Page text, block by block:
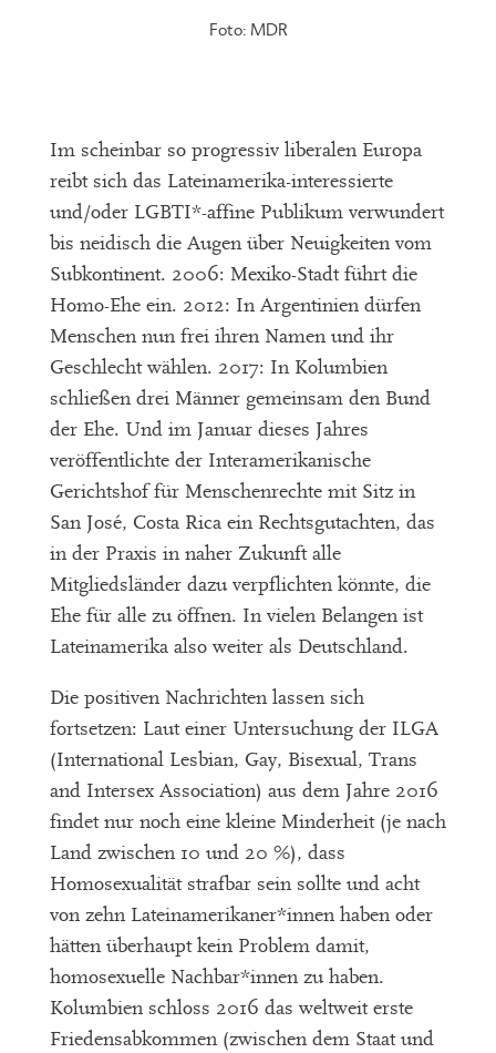
Foto: MDR
Im scheinbar so progressiv liberalen Europa
reibt sich das Lateinamerika-interessierte
und/oder LGBTI*-affine Publikum verwundert
bis neidisch die Augen über Neuigkeiten vom
Subkontinent. 2006: Mexiko-Stadt führt die
Homo-Ehe ein. 2012: In Argentinien dürfen
Menschen nun frei ihren Namen und ihr
Geschlecht wählen. 2017: In Kolumbien
schließen drei Männer gemeinsam den Bund
der Ehe. Und im Januar dieses Jahres
veröffentlichte der Interamerikanische
Gerichtshof für Menschenrechte mit Sitz in
San José, Costa Rica ein Rechtsgutachten, das
in der Praxis in naher Zukunft alle
Mitgliedsländer dazu verpflichten könnte, die
Ehe für alle zu öffnen. In vielen Belangen ist
Lateinamerika also weiter als Deutschland.
Die positiven Nachrichten lassen sich
fortsetzen: Laut einer Untersuchung der ILGA
(International Lesbian, Gay, Bisexual, Trans
and Intersex Association) aus dem Jahre 2016
findet nur noch eine kleine Minderheit (je nach
Land zwischen 10 und 20 %), dass
Homosexualität strafbar sein sollte und acht
von zehn Lateinamerikaner*innen haben oder
hätten überhaupt kein Problem damit,
homosexuelle Nachbar*innen zu haben.
Kolumbien schloss 2016 das weltweit erste
Friedensabkommen (zwischen dem Staat und